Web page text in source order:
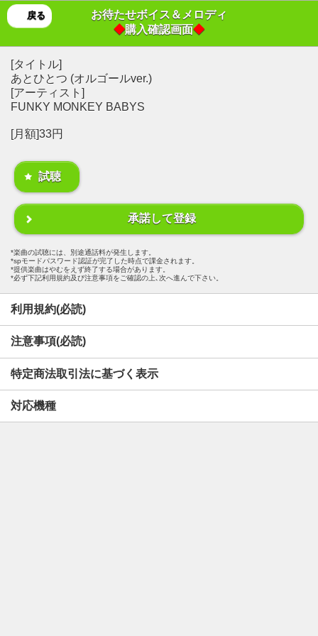
戻る
お待たせボイス＆メロディ
◆購入確認画面◆
[タイトル]
あとひとつ (オルゴールver.)
[アーティスト]
FUNKY MONKEY BABYS
[月額]33円
試聴
承諾して登録
楽曲の試聴には、別途通話料が発生します。
spモードパスワード認証が完了した時点で課金されます。
提供楽曲はやむをえず終了する場合があります。
必ず下記利用規約及び注意事項をご確認の上､次へ進んで下さい。
利用規約(必読)
注意事項(必読)
特定商法取引法に基づく表示
対応機種